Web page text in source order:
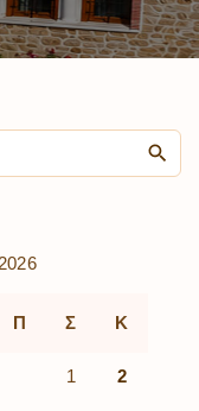
Π Σ Κ
1 2